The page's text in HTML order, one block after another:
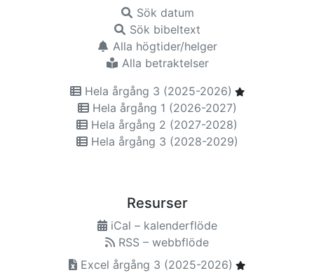
Sök datum
Sök bibeltext
Alla högtider/helger
Alla betraktelser
Hela årgång 3 (2025-2026)
Hela årgång 1 (2026-2027)
Hela årgång 2 (2027-2028)
Hela årgång 3 (2028-2029)
Resurser
iCal – kalenderflöde
RSS – webbflöde
Excel årgång 3 (2025-2026)